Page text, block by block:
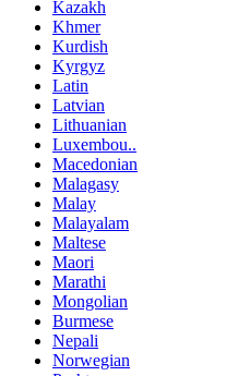
Kazakh
Khmer
Kurdish
Kyrgyz
Latin
Latvian
Lithuanian
Luxembou..
Macedonian
Malagasy
Malay
Malayalam
Maltese
Maori
Marathi
Mongolian
Burmese
Nepali
Norwegian